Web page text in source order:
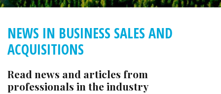
NEWS IN BUSINESS SALES AND
ACQUISITIONS
Read news and articles from
professionals in the industry